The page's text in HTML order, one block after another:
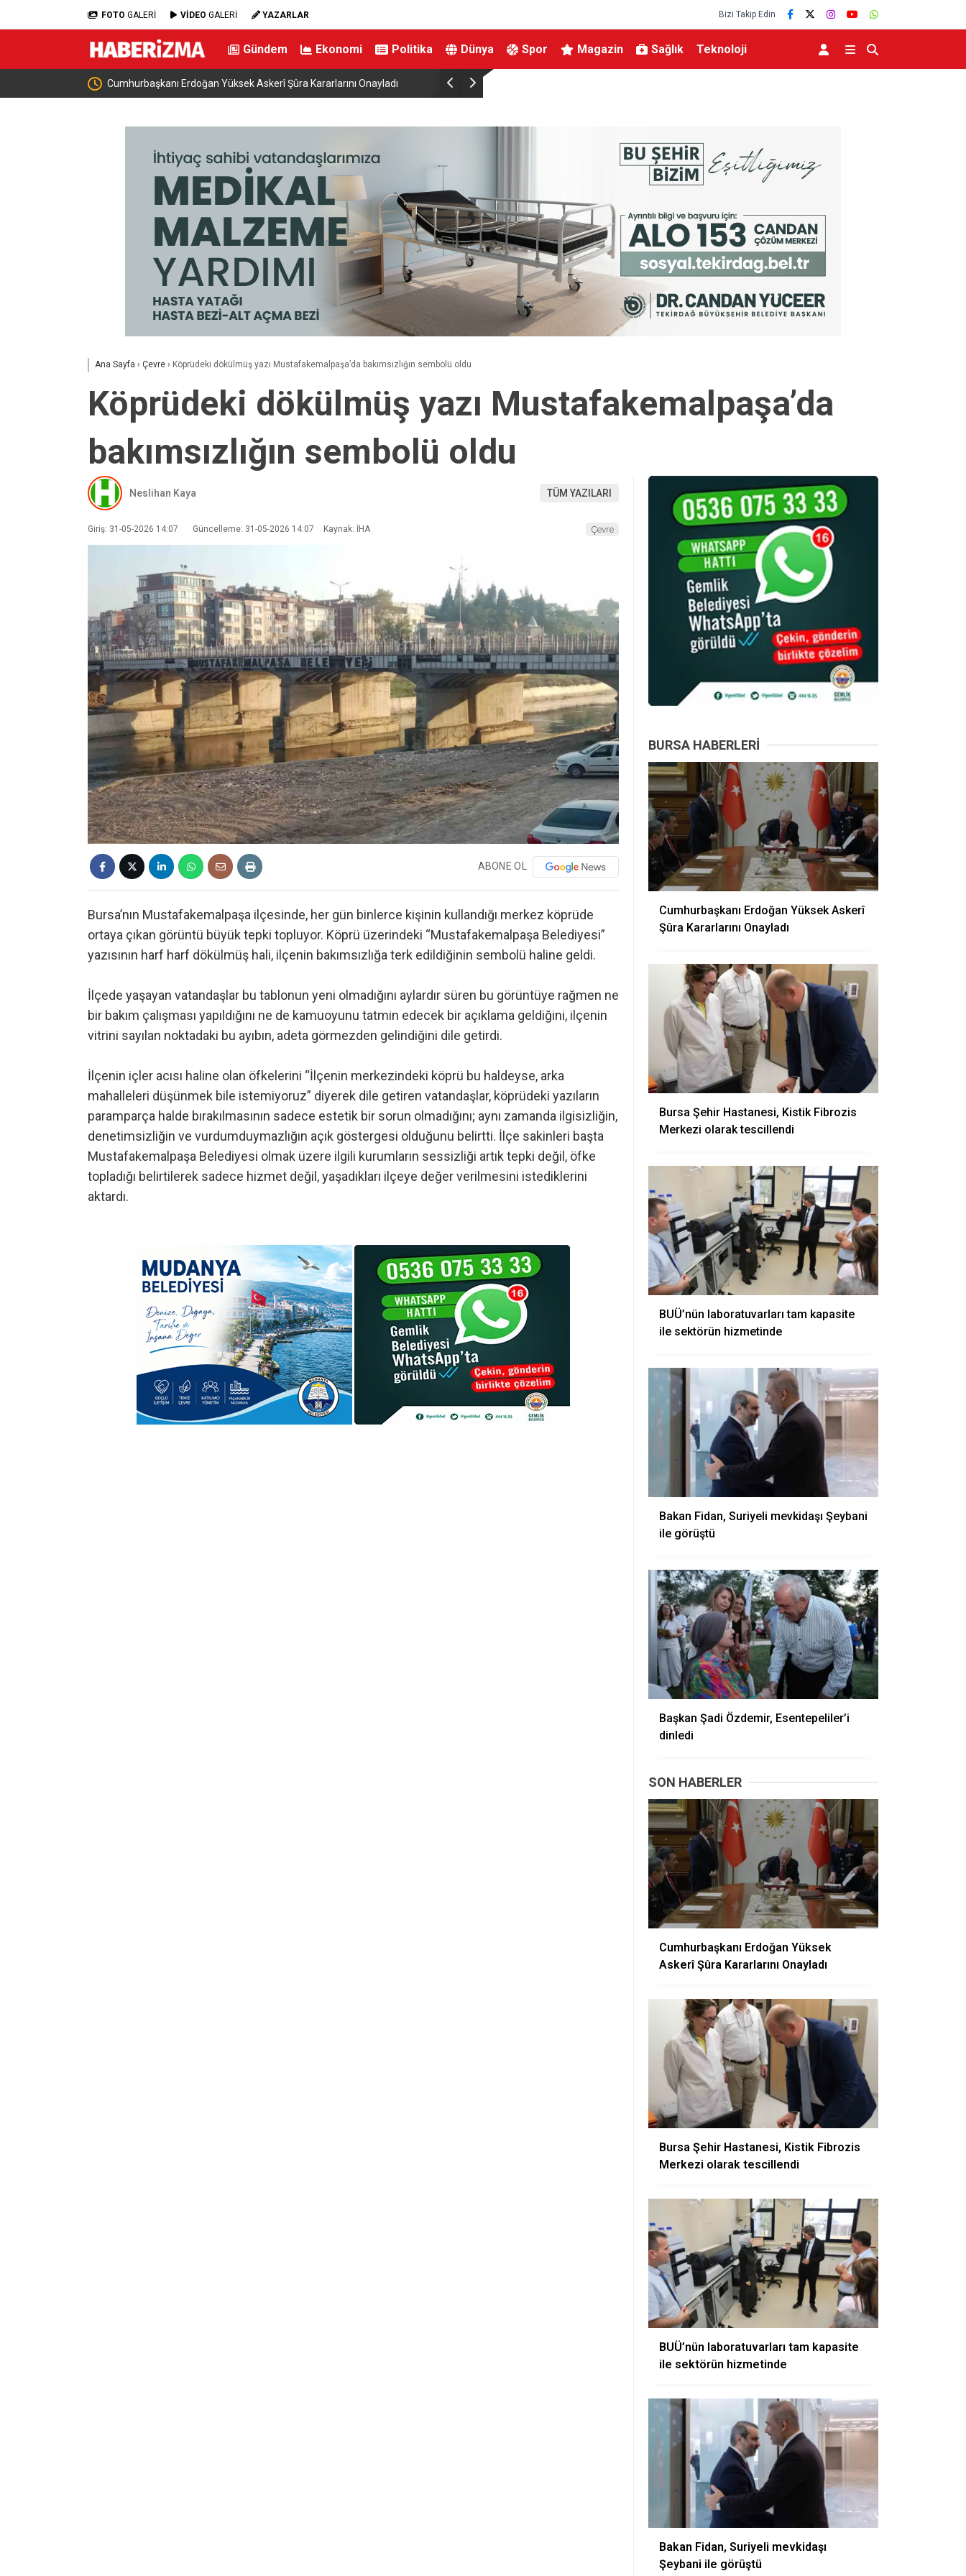
FOTO GALERİ VİDEO GALERİ YAZARLAR Bizi Takip Edin
Gündem Ekonomi Politika Dünya Spor Magazin Sağlık Teknoloji
Bir Araya Geliyor Cumhurbaşkanı Erdoğan Yüksek Askerî Şûra Kararlarını Onayladı Bursa Şehir Hastanesi, Kistik Fibrozis Merkezi olarak tescillendi
Ana Sayfa › Çevre › Köprüdeki dökülmüş yazı Mustafakemalpaşa’da bakımsızlığın sembolü oldu
Köprüdeki dökülmüş yazı Mustafakemalpaşa’da
bakımsızlığın sembolü oldu
Neslihan Kaya TÜM YAZILARI
Giriş: 31-05-2026 14:07 Güncelleme: 31-05-2026 14:07 Kaynak: İHA Çevre
ABONE OL
Bursa’nın Mustafakemalpaşa ilçesinde, her gün binlerce kişinin kullandığı merkez köprüde
ortaya çıkan görüntü büyük tepki topluyor. Köprü üzerindeki “Mustafakemalpaşa Belediyesi”
yazısının harf harf dökülmüş hali, ilçenin bakımsızlığa terk edildiğinin sembolü haline geldi.
İlçede yaşayan vatandaşlar bu tablonun yeni olmadığını aylardır süren bu görüntüye rağmen ne
bir bakım çalışması yapıldığını ne de kamuoyunu tatmin edecek bir açıklama geldiğini, ilçenin
vitrini sayılan noktadaki bu ayıbın, adeta görmezden gelindiğini dile getirdi.
İlçenin içler acısı haline olan öfkelerini “İlçenin merkezindeki köprü bu haldeyse, arka
mahalleleri düşünmek bile istemiyoruz” diyerek dile getiren vatandaşlar, köprüdeki yazıların
paramparça halde bırakılmasının sadece estetik bir sorun olmadığını; aynı zamanda ilgisizliğin,
denetimsizliğin ve vurdumduymazlığın açık göstergesi olduğunu belirtti. İlçe sakinleri başta
Mustafakemalpaşa Belediyesi olmak üzere ilgili kurumların sessizliği artık tepki değil, öfke
topladığı belirtilerek sadece hizmet değil, yaşadıkları ilçeye değer verilmesini istediklerini
aktardı.
BURSA HABERLERI
Cumhurbaşkanı Erdoğan Yüksek Askerî
Şûra Kararlarını Onayladı
Bursa Şehir Hastanesi, Kistik Fibrozis
Merkezi olarak tescillendi
BUÜ’nün laboratuvarları tam kapasite
ile sektörün hizmetinde
Bakan Fidan, Suriyeli mevkidaşı Şeybani
ile görüştü
Başkan Şadi Özdemir, Esentepeliler’i
dinledi
SON HABERLER
Cumhurbaşkanı Erdoğan Yüksek
Askerî Şûra Kararlarını Onayladı
Bursa Şehir Hastanesi, Kistik Fibrozis
Merkezi olarak tescillendi
BUÜ’nün laboratuvarları tam kapasite
ile sektörün hizmetinde
Bakan Fidan, Suriyeli mevkidaşı
Şeybani ile görüştü